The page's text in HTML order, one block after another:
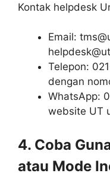
Kontak helpdesk
Email:
Telepon:
dengan
WhatsApp:
website UT
4. Coba
atau Mode